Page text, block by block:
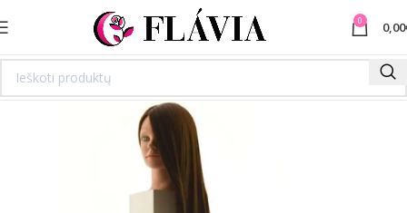
0 0,00